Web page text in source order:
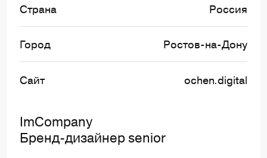
Страна Россия
Город Ростов-на-Дону
Сайт ochen.digital
ImCompany
Бренд-дизайнер senior